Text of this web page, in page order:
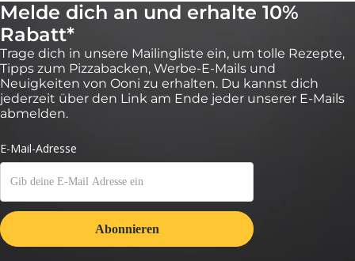
Melde dich an und erhalte 10%
Rabatt*
Trage dich in unsere Mailingliste ein, um tolle Rezepte,
Tipps zum Pizzabacken, Werbe-E-Mails und
Neuigkeiten von Ooni zu erhalten. Du kannst dich
jederzeit über den Link am Ende jeder unserer E-Mails
abmelden.